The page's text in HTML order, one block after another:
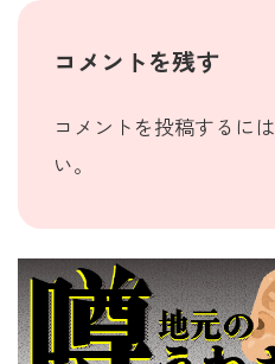
コメントを残す
コメントを投稿するには
い。